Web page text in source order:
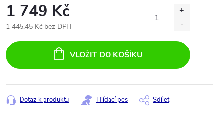
1 749 Kč
1 445,45 Kč bez DPH
cena:
VLOŽIT DO KOŠÍKU
Dotaz k produktu Hlídací pes Sdílet